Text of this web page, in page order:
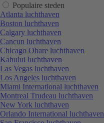
Populaire steden
Atlanta luchthaven
Boston luchthaven
Calgary luchthaven
Cancun luchthaven
Chicago Ohare luchthaven
Kahului luchthaven
Las Vegas luchthaven
Los Angeles luchthaven
Miami International luchthaven
Montreal Trudeau luchthaven
New York luchthaven
Orlando International luchthaven